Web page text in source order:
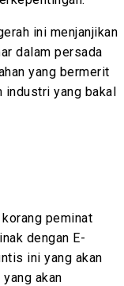
ini menjanjikan
dalam persada
yang bermerit
industri yang bakal
peminat
dengan E-
ini yang akan
akan